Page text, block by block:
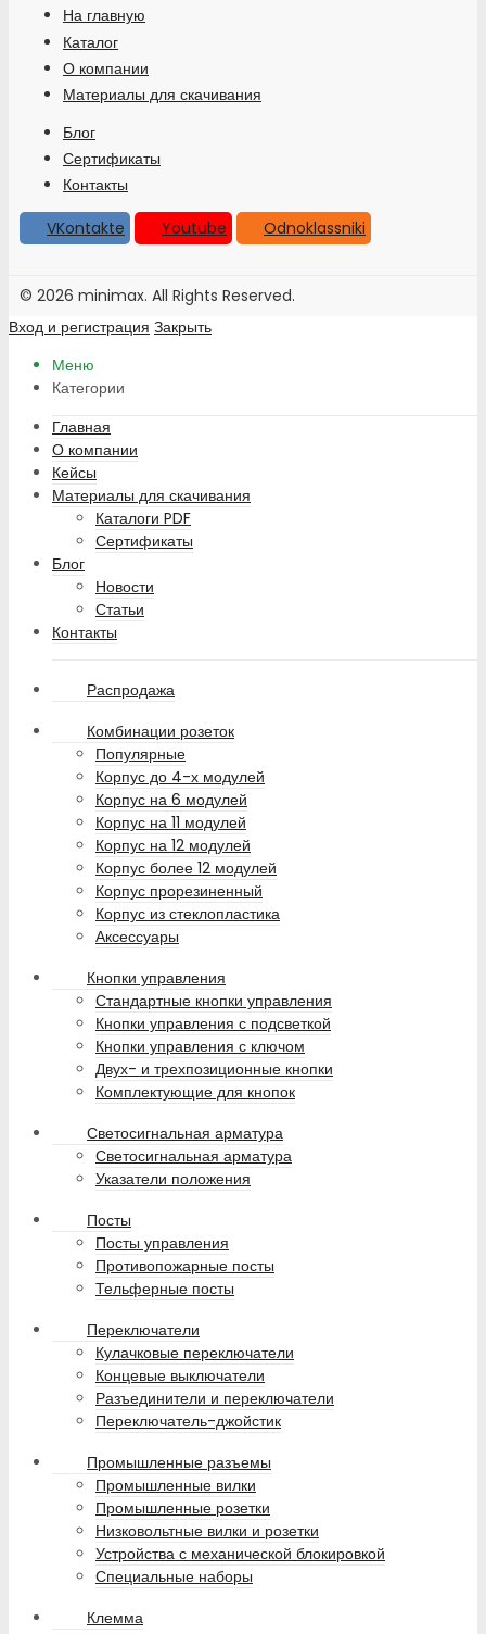
На главную
Каталог
О компании
Материалы для скачивания
Блог
Сертификаты
Контакты
VKontakte
Youtube Odnoklassniki
© 2026 minimax. All Rights Reserved.
Вход и регистрация Закрыть
Меню
Категории
Главная
О компании
Кейсы
Материалы для скачивания
Каталоги PDF
Сертификаты
Блог
Новости
Статьи
Контакты
Распродажа
Комбинации розеток
Популярные
Корпус до 4-х модулей
Корпус на 6 модулей
Корпус на 11 модулей
Корпус на 12 модулей
Корпус более 12 модулей
Корпус прорезиненный
Корпус из стеклопластика
Аксессуары
Кнопки управления
Стандартные кнопки управления
Кнопки управления с подсветкой
Кнопки управления с ключом
Двух- и трехпозиционные кнопки
Комплектующие для кнопок
Светосигнальная арматура
Светосигнальная арматура
Указатели положения
Посты
Посты управления
Противопожарные посты
Тельферные посты
Переключатели
Кулачковые переключатели
Концевые выключатели
Разъединители и переключатели
Переключатель-джойстик
Промышленные разъемы
Промышленные вилки
Промышленные розетки
Низковольтные вилки и розетки
Устройства с механической блокировкой
Специальные наборы
Клемма